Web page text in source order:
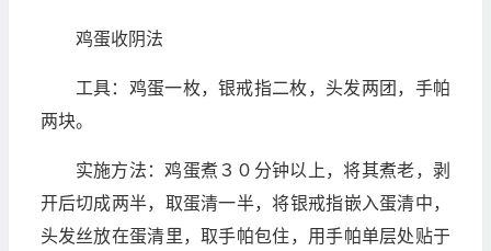
鸡蛋收阴法
工具：鸡蛋一枚，银戒指二枚，头发两团，手帕
两块。
实施方法：鸡蛋煮３０分钟以上，将其煮老，剥
开后切成两半，取蛋清一半，将银戒指嵌入蛋清中，
头发丝放在蛋清里，取手帕包住，用手帕单层处贴于